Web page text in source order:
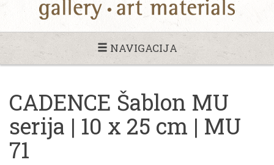
NAVIGACIJA
CADENCE Šablon MU
serija | 10 x 25 cm | MU
71